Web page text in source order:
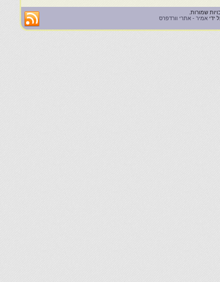
ידי אמיר - אתרי וורדפרס